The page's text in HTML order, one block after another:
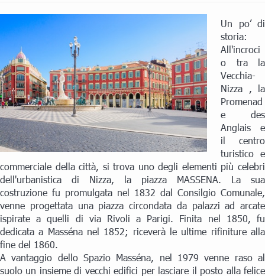
Un po’ di
storia:
All'incroci
o tra la
Vecchia-
Nizza , la
Promenad
e des
Anglais e
il centro
turistico e
commerciale della città, si trova uno degli elementi più celebri
dell'urbanistica di Nizza, la piazza MASSENA. La sua
costruzione fu promulgata nel 1832 dal Consilgio Comunale,
venne progettata una piazza circondata da palazzi ad arcate
ispirate a quelli di via Rivoli a Parigi. Finita nel 1850, fu
dedicata a Masséna nel 1852; riceverà le ultime rifiniture alla
fine del 1860.
A vantaggio dello Spazio Masséna, nel 1979 venne raso al
suolo un insieme di vecchi edifici per lasciare il posto alla felice